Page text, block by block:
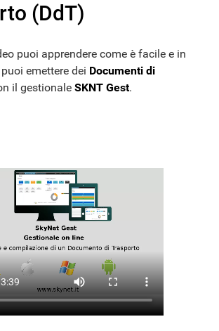
(DdT)
puoi apprendere come è facile e in
emettere dei Documenti di
il gestionale SKNT Gest.